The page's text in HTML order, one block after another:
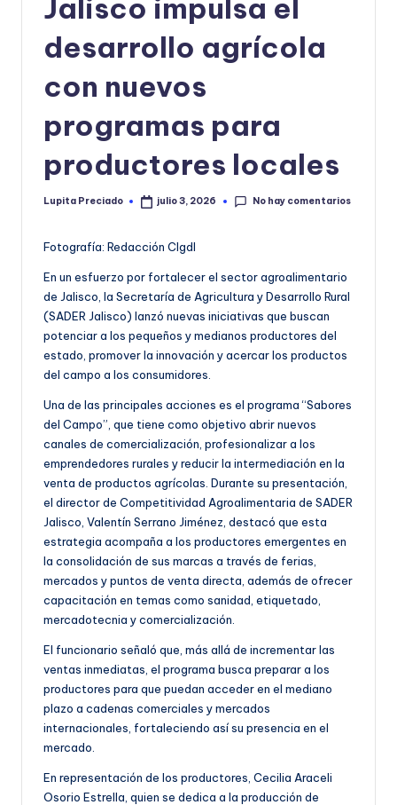
m
Jalisco impulsa el
desarrollo agrícola
con nuevos
programas para
productores locales
Publicado
Lupita Preciado julio 3, 2026 No hay comentarios
Fotografía: Redacción CIgdl
En un esfuerzo por fortalecer el sector agroalimentario
de Jalisco, la Secretaría de Agricultura y Desarrollo Rural
(SADER Jalisco) lanzó nuevas iniciativas que buscan
potenciar a los pequeños y medianos productores del
estado, promover la innovación y acercar los productos
del campo a los consumidores.
Una de las principales acciones es el programa “Sabores
del Campo”, que tiene como objetivo abrir nuevos
canales de comercialización, profesionalizar a los
emprendedores rurales y reducir la intermediación en la
venta de productos agrícolas. Durante su presentación,
el director de Competitividad Agroalimentaria de SADER
Jalisco, Valentín Serrano Jiménez, destacó que esta
estrategia acompaña a los productores emergentes en
la consolidación de sus marcas a través de ferias,
mercados y puntos de venta directa, además de ofrecer
capacitación en temas como sanidad, etiquetado,
mercadotecnia y comercialización.
El funcionario señaló que, más allá de incrementar las
ventas inmediatas, el programa busca preparar a los
productores para que puedan acceder en el mediano
plazo a cadenas comerciales y mercados
internacionales, fortaleciendo así su presencia en el
mercado.
En representación de los productores, Cecilia Araceli
Osorio Estrella, quien se dedica a la producción de